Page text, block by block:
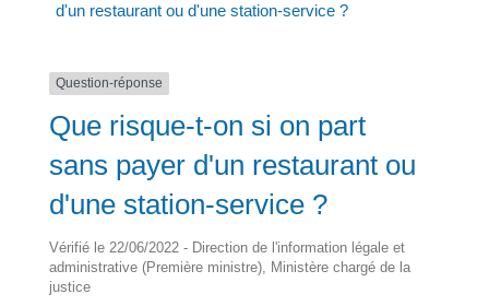
d'un restaurant ou d'une station-service ?
Question-réponse
Que risque-t-on si on part
sans payer d'un restaurant ou
d'une station-service ?
Vérifié le 22/06/2022 - Direction de l'information légale et
administrative (Première ministre), Ministère chargé de la
justice